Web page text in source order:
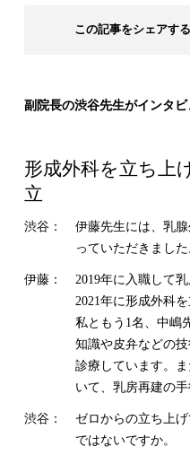
この記事をシェアする
副院長の渋谷先生がインタビ
形成外科を立ち上
立
渋谷：
伊藤先生には、乳
っていただきました
伊藤：
2019年に入職して
2021年に形成外科
私ともう1名、中嶋
知識や皮弁などの
診療しています。
いて、乳房再建の手
渋谷：
ゼロからの立ち上
ではないですか。